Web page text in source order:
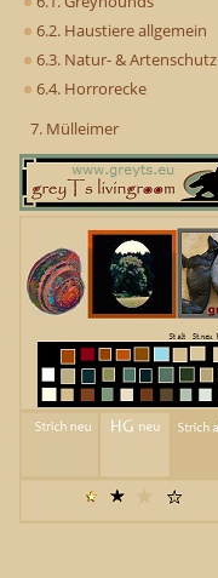
6.2. Haustiere allgemein
6.3. Natur- & Artenschutz
6.4. Horrorecke
7. Mülleimer